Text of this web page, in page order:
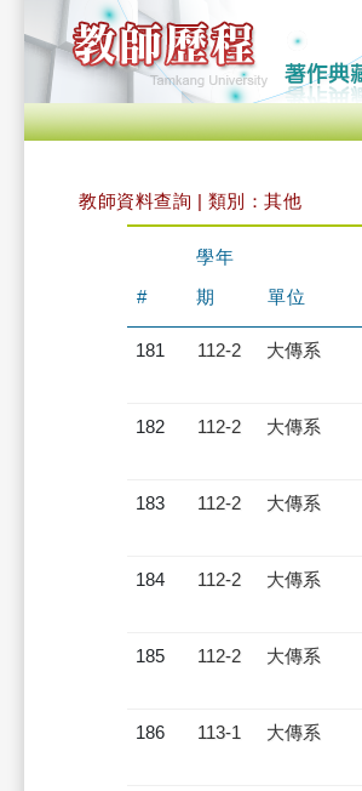
教師資料查詢 | 類別：其他
#
學年
期
單位
181 112-2 大傳系
182 112-2 大傳系
183 112-2 大傳系
184 112-2 大傳系
185 112-2 大傳系
186 113-1 大傳系